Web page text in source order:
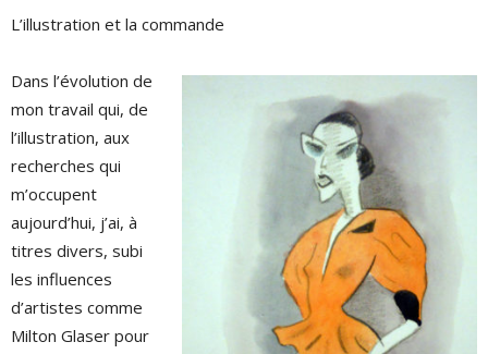
L’illustration et la commande
Dans l’évolution de
mon travail qui, de
l’illustration, aux
recherches qui
m’occupent
aujourd’hui, j’ai, à
titres divers, subi
les influences
d’artistes comme
Milton Glaser pour